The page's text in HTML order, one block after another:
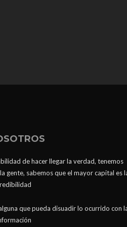
de hacer llegar la verdad, tenemos
gente, sabemos que el mayor capital es
que pueda disuadir lo ocurrido con